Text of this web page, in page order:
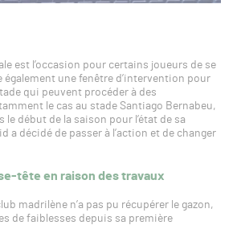
est l’occasion pour certains joueurs de se
une fenêtre d’intervention pour
qui peuvent procéder à des
le cas au stade Santiago Bernabeu,
début de la saison pour l’état de sa
a décidé de passer à l’action et de changer
tête en raison des travaux
madrilène n’a pas pu récupérer le gazon,
de faiblesses depuis sa première